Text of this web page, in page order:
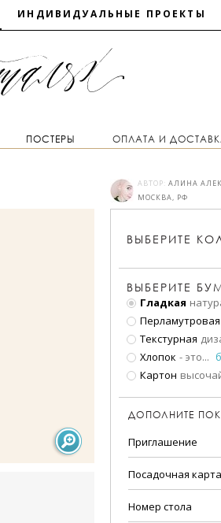
ИНДИВИДУАЛЬНЫЕ ПРОЕКТЫ
ПОСТЕРЫ ОПЛАТА И
АВТОР: АЛИНА
МОСКВА, РФ
ВЫБЕРИТЕ
ВЫБЕРИТЕ
Гладкая
Перламутровая
Текстурная
Хлопок - это...
Картон
ДОПОЛНИТЕ
Приглашение
Посадочная карта
Номер стола